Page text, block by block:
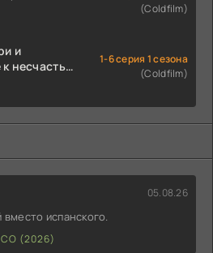
(Coldfilm)
и
несчастью:
Америки
1-6 серия 1 сезона
(Coldfilm)
05.08.26
вместо испанского.
(2026)